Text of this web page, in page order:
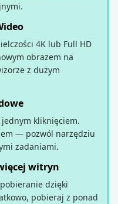
4K lub Full HD
obrazem na
z dużym
jednym kliknięciem.
— pozwól narzędziu
zadaniami.
witryn
dzięki
pobieraj z ponad